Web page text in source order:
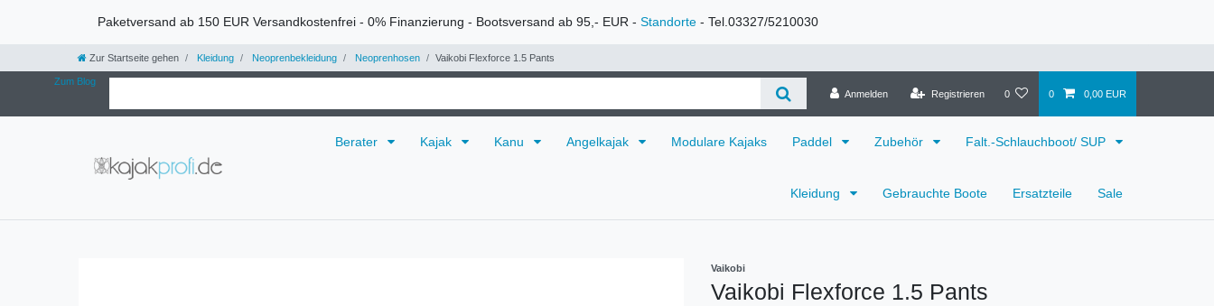
Paketversand ab 150 EUR Versandkostenfrei - 0% Finanzierung - Bootsversand ab 95,- EUR - Standorte - Tel.03327/5210030
Zur Startseite gehen Kleidung Neoprenbekleidung Neoprenhosen Vaikobi Flexforce 1.5 Pants
Zum Blog
Anmelden
Registrieren 0 0 0,00 EUR
Berater Kajak Kanu Angelkajak Modulare Kajaks Paddel Zubehör Falt.-Schlauchboot/ SUP
Kleidung Gebrauchte Boote Ersatzteile Sale
Vaikobi
Vaikobi Flexforce 1.5 Pants